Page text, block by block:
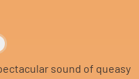
sound of queasy